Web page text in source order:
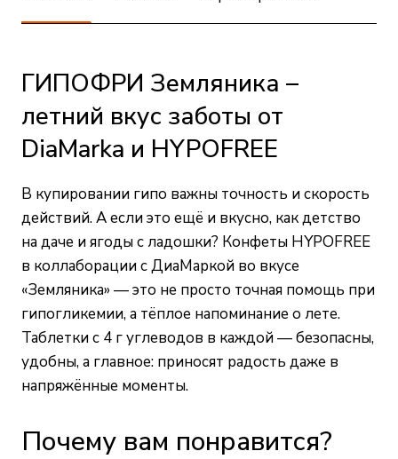
ГИПОФРИ Земляника –
летний вкус заботы от
DiaMarka и HYPOFREE
В купировании гипо важны точность и скорость
действий. А если это ещё и вкусно, как детство
на даче и ягоды с ладошки? Конфеты HYPOFREE
в коллаборации с ДиаМаркой во вкусе
«Земляника» — это не просто точная помощь при
гипогликемии, а тёплое напоминание о лете.
Таблетки с 4 г углеводов в каждой — безопасны,
удобны, а главное: приносят радость даже в
напряжённые моменты.
Почему вам понравится?